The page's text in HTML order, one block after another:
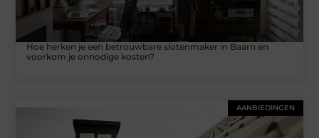
Hoe herken je een betrouwbare slotenmaker in Baarn en
voorkom je onnodige kosten?
AANBIEDINGEN